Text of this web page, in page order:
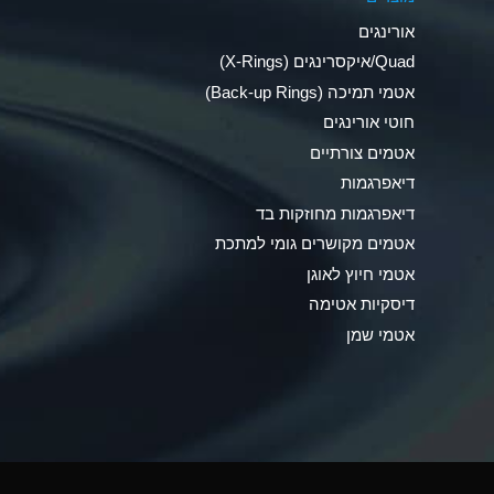
Ammonia Gas (hot)
Ammonium Carbonate (Aqueous)
Ammonium Chloride (Aqueous)
Ammonium Hydroxide (conc.)
Ammonium Nitrate (Aqueous)
Ammonium Nitrite (Aqueous)
Ammonium Sulfate (Aqueous)
אורינגים
Quad/איקסרינגים (X-Rings)
אטמי תמיכה (Back-up Rings)
חוטי אורינגים
אטמים צורתיים
דיאפרגמות
דיאפרגמות מחוזקות בד
אטמים מקושרים גומי למתכת
אטמי חיוץ לאוגן
דיסקיות אטימה
אטמי שמן